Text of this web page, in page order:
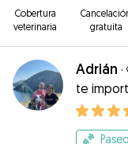
Cobertura
veterinaria
gratuita
Adrián ·
te